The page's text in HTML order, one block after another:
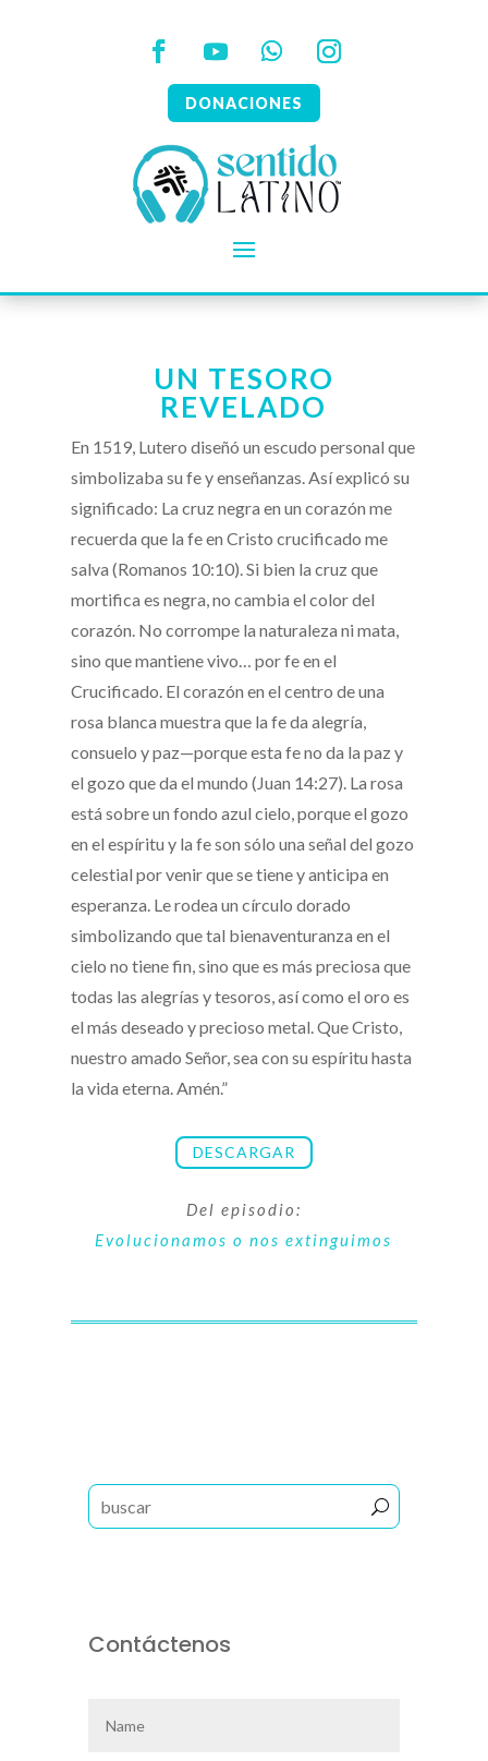
DONACIONES
UN TESORO
REVELADO
En 1519, Lutero diseñó un escudo personal que
simbolizaba su fe y enseñanzas. Así explicó su
significado: La cruz negra en un corazón me
recuerda que la fe en Cristo crucificado me
salva (Romanos 10:10). Si bien la cruz que
mortifica es negra, no cambia el color del
corazón. No corrompe la naturaleza ni mata,
sino que mantiene vivo… por fe en el
Crucificado. El corazón en el centro de una
rosa blanca muestra que la fe da alegría,
consuelo y paz—porque esta fe no da la paz y
el gozo que da el mundo (Juan 14:27). La rosa
está sobre un fondo azul cielo, porque el gozo
en el espíritu y la fe son sólo una señal del gozo
celestial por venir que se tiene y anticipa en
esperanza. Le rodea un círculo dorado
simbolizando que tal bienaventuranza en el
cielo no tiene fin, sino que es más preciosa que
todas las alegrías y tesoros, así como el oro es
el más deseado y precioso metal. Que Cristo,
nuestro amado Señor, sea con su espíritu hasta
la vida eterna. Amén.”
DESCARGAR
Del episodio:
Evolucionamos o nos extinguimos
Contáctenos